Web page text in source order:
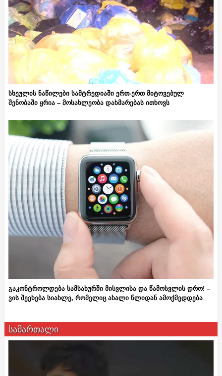
სხეულის ნაწილები სამტრედიაში ერთ-ერთ მიტოვებულ
შენობაში ყრია – მოსახლეობა დახმარებას ითხოვს
გაკონტროლდება სამსახურში მისვლისა და წამოსვლის დრო! –
ვის შეეხება სიახლე, რომელიც ახალი წლიდან ამოქმედდება
სამართალი